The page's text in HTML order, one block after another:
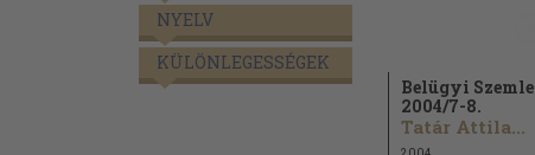
NYELV
KÜLÖNLEGESSÉGEK
Belügyi Szemle
2004/7-8.
Tatár Attila...